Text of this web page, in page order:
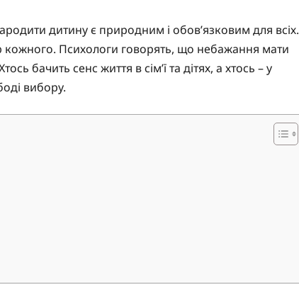
дитину є природним і обов’язковим для всіх.
кожного. Психологи говорять, що небажання мати
бачить сенс життя в сім’ї та дітях, а хтось – у
вибору.